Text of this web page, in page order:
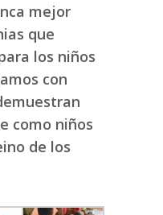
mejor
que
los niños
con
como niños
de los